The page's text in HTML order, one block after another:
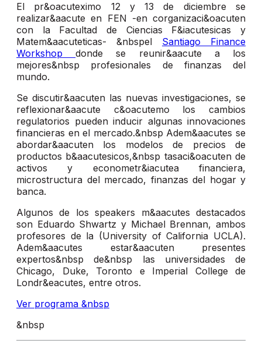
El pr&oacuteximo 12 y 13 de diciembre se
realizar&aacute en FEN -en corganizaci&oacuten
con la Facultad de Ciencias F&iacutesicas y
Matem&aacuteticas- &nbspel Santiago Finance
Workshopdonde se reunir&aacute a los
mejores&nbsp profesionales de finanzas del
mundo.
Se discutir&aacuten las nuevas investigaciones, se
reflexionar&aacute c&oacutemo los cambios
regulatorios pueden inducir algunas innovaciones
financieras en el mercado.&nbsp Adem&aacutes se
abordar&aacuten los modelos de precios de
productos b&aacutesicos,&nbsp tasaci&oacuten de
activos y econometr&iacutea financiera,
microstructura del mercado, finanzas del hogar y
banca.
Algunos de los speakers m&aacutes destacados
son Eduardo Shwartz y Michael Brennan, ambos
profesores de la (University of California UCLA).
Adem&aacutes estar&aacuten presentes
expertos&nbsp de&nbsp las universidades de
Chicago, Duke, Toronto e Imperial College de
Londr&eacutes, entre otros.
Ver programa &nbsp
&nbsp